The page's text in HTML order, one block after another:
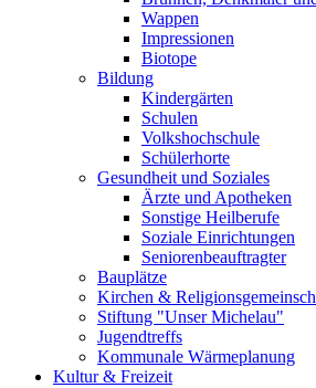
Wappen
Impressionen
Biotope
Bildung
Kindergärten
Schulen
Volkshochschule
Schülerhorte
Gesundheit und Soziales
Ärzte und Apotheken
Sonstige Heilberufe
Soziale Einrichtungen
Seniorenbeauftragter
Bauplätze
Kirchen &
Stiftung "Unser Michelau"
Jugendtreffs
Kommunale Wärmeplanung
Kultur & Freizeit